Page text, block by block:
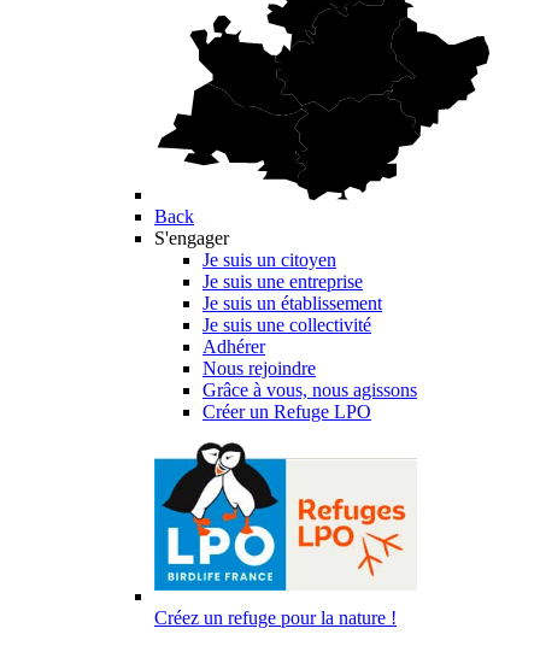
Back
S'engager
Je suis un citoyen
Je suis une entreprise
Je suis un établissement
Je suis une collectivité
Adhérer
Nous rejoindre
Grâce à vous, nous agissons
Créer un Refuge LPO
Créez un refuge pour la nature !